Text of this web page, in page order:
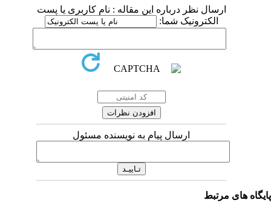
ارسال نظر درباره این مقاله : نام کاربری یا پست
الکترونیک شما:
ارسال پیام به نویسنده مسئول
های مرتبط